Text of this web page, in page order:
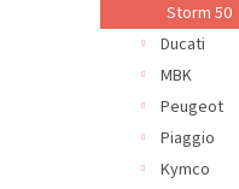
Storm 50
Ducati
MBK
Peugeot
Piaggio
Kymco